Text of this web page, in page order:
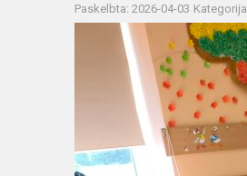
Paskelbta: 2026-04-03